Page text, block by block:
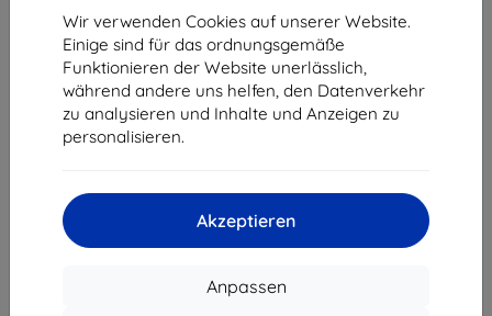
Wir verwenden Cookies auf unserer Website.
Einige sind für das ordnungsgemäße
Funktionieren der Website unerlässlich,
während andere uns helfen, den Datenverkehr
zu analysieren und Inhalte und Anzeigen zu
personalisieren.
Akzeptieren
Anpassen
1